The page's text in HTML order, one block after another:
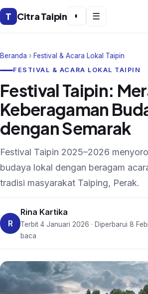
T Citra Taipin ◐ ☰
Beranda › Festival & Acara Lokal Taipin
FESTIVAL & ACARA LOKAL TAIPIN
Festival Taipin:
Keberagaman
dengan Semarak
Festival Taipin 2025–2026
budaya lokal dengan beragam
tradisi masyarakat Taiping, Perak.
R
Rina Kartika
Terbit 4 Januari 2026 · Diperbarui 8
baca